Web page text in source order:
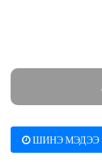
ШИНЭ МЭДЭЭ